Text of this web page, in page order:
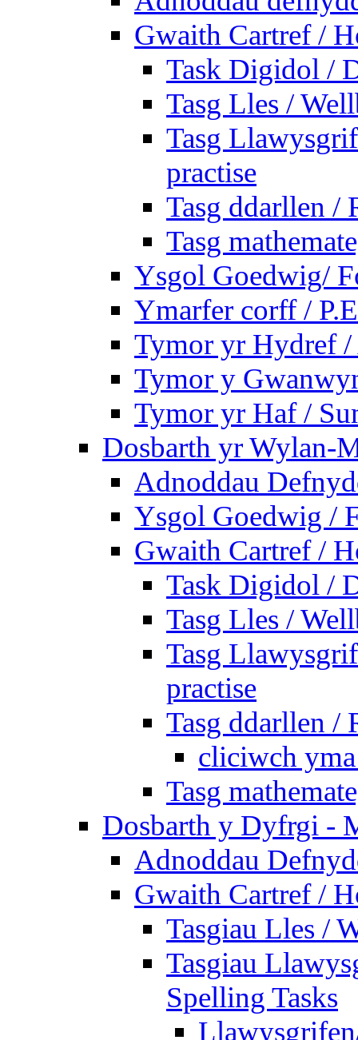
Gwaith Cartref /
Task Digidol /
Tasg Lles /
Tasg
practise
Tasg ddarllen /
Tasg
Ysgol Goedwig/
Ymarfer corff /
Tymor yr Hydref
Tymor y
Tymor yr Haf /
Dosbarth yr Wylan-
Adnoddau
Ysgol Goedwig /
Gwaith Cartref /
Task Digidol /
Tasg Lles /
Tasg
practise
Tasg ddarllen /
cliciwch
Tasg
Dosbarth y Dyfrgi -
Adnoddau
Gwaith Cartref /
Tasgiau Lles /
Tasgiau
Spelling Tasks